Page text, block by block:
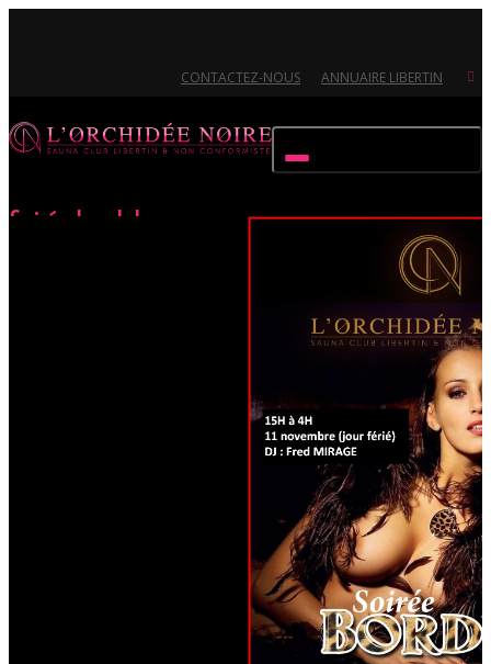
CONTACTEZ-NOUS ANNUAIRE LIBERTIN
Soirée bordel
Ouvert 7/7 - Pour toutes informations, contactez-nous au 02.51.72.21.81